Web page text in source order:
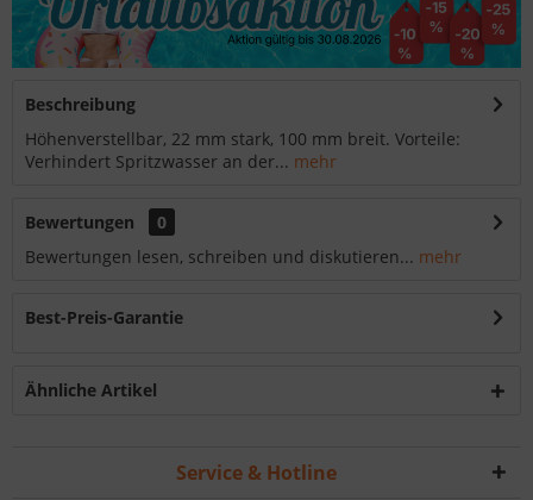
Beschreibung
Höhenverstellbar, 22 mm stark, 100 mm breit. Vorteile:
Verhindert Spritzwasser an der... mehr
Bewertungen
0
Bewertungen lesen, schreiben und diskutieren... mehr
Best-Preis-Garantie
Ähnliche Artikel
Service & Hotline